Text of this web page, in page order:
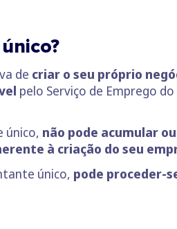
de criar o seu próprio
pelo Serviço de Emprego
único, não pode acumular
à criação do seu
único, pode proceder-